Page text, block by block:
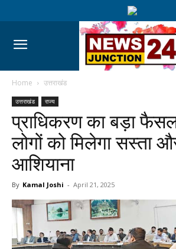
Home उत्तराखंड
उत्तराखंड राज्य
प्राधिकरण का बड़ा
लोगों को मिलेगा सस्ता
आशियाना
By Kamal Joshi - April 21, 2025